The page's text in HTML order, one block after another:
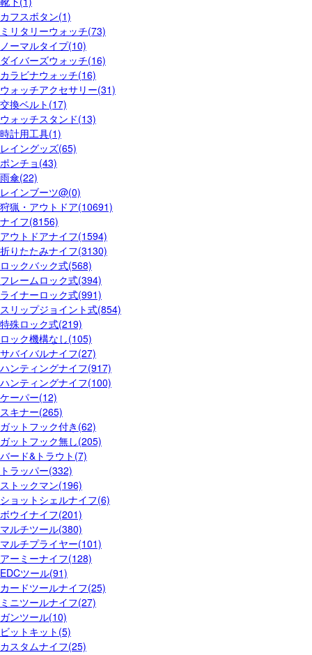
カフスボタン(1)
ミリタリーウォッチ(73)
ノーマルタイプ(10)
ダイバーズウォッチ(16)
カラビナウォッチ(16)
ウォッチアクセサリー(31)
交換ベルト(17)
ウォッチスタンド(13)
時計用工具(1)
レイングッズ(65)
ポンチョ(43)
雨傘(22)
レインブーツ@(0)
狩猟・アウトドア(10691)
ナイフ(8156)
アウトドアナイフ(1594)
折りたたみナイフ(3130)
ロックバック式(568)
フレームロック式(394)
ライナーロック式(991)
スリップジョイント式(854)
特殊ロック式(219)
ロック機構なし(105)
サバイバルナイフ(27)
ハンティングナイフ(917)
ハンティングナイフ(100)
ケーパー(12)
スキナー(265)
ガットフック付き(62)
ガットフック無し(205)
バード&トラウト(7)
トラッパー(332)
ストックマン(196)
ショットシェルナイフ(6)
ボウイナイフ(201)
マルチツール(380)
マルチプライヤー(101)
アーミーナイフ(128)
EDCツール(91)
カードツールナイフ(25)
ミニツールナイフ(27)
ガンツール(10)
ビットキット(5)
カスタムナイフ(25)